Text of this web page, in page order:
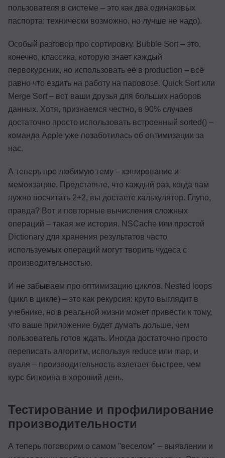
пользователя в системе – это как два одинаковых
паспорта: технически возможно, но лучше не надо).
Особый разговор про сортировку. Bubble Sort – это,
конечно, классика, которую знает каждый
первокурсник, но использовать её в production – всё
равно что ездить на работу на паровозе. Quick Sort или
Merge Sort – вот ваши друзья для больших наборов
данных. Хотя, признаемся честно, в 90% случаев
достаточно просто использовать встроенный sorted() –
команда Apple уже позаботилась об оптимизации за
нас.
А теперь про любимую тему – кэширование и
мемоизацию. Представьте, что каждый раз, когда вам
нужно посчитать 2+2, вы достаете калькулятор. Глупо,
правда? Вот и повторные вычисления сложных
операций – такая же история. NSCache или простой
Dictionary для хранения результатов часто
используемых операций могут творить чудеса с
производительностью.
И не забываем про оптимизацию циклов. Nested loops
(цикл в цикле) – это как рекурсия: круто выглядит в
учебнике, но в реальной жизни может привести к тому,
что ваше приложение будет думать дольше, чем
пользователь готов ждать. Иногда достаточно просто
переписать алгоритм, используя reduce или map, и
вуаля – производительность взлетает быстрее, чем
курс биткоина в хороший день.
Тестирование и профилирование
производительности
А теперь поговорим о самом "веселом" – выявлении и